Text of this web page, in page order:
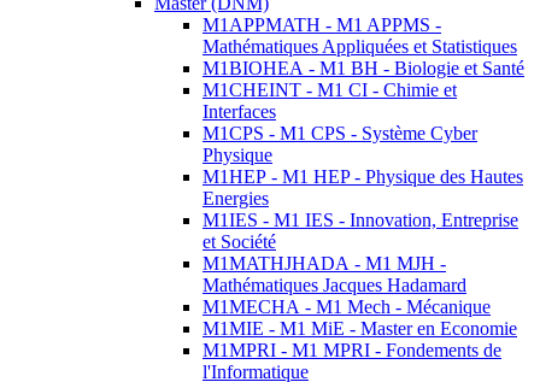
M1APPMATH - M1 APPMS -
Mathématiques Appliquées et Statistiques
M1BIOHEA - M1 BH - Biologie et Santé
M1CHEINT - M1 CI - Chimie et
Interfaces
M1CPS - M1 CPS - Système Cyber
Physique
M1HEP - M1 HEP - Physique des Hautes
Energies
M1IES - M1 IES - Innovation, Entreprise
et Société
M1MATHJHADA - M1 MJH -
Mathématiques Jacques Hadamard
M1MECHA - M1 Mech - Mécanique
M1MIE - M1 MiE - Master en Economie
M1MPRI - M1 MPRI - Fondements de
l'Informatique